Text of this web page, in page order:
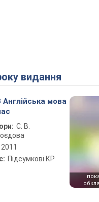
видання
Англійська мова
С. В.
2011
Підсумкові КР